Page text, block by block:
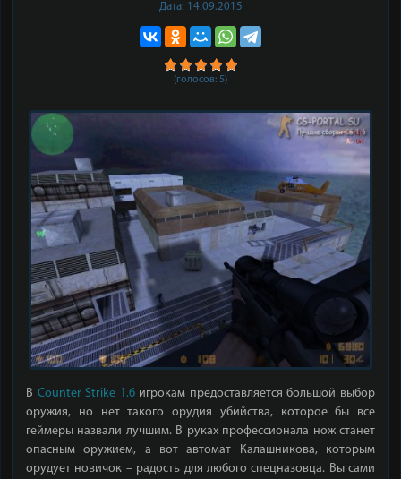
Дата: 14.09.2015
(голосов: 5)
В Counter Strike 1.6игрокам предоставляется большой выбор
оружия, но нет такого орудия убийства, которое бы все
геймеры назвали лучшим. В руках профессионала нож станет
опасным оружием, а вот автомат Калашникова, которым
орудует новичок – радость для любого спецназовца. Вы сами